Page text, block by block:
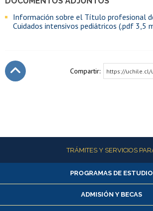
Información sobre el Título profesional
Cuidados intensivos pediátricos (.pdf 3,5
Compartir: https://uchile.cl/
Más informaciónTRÁMITES Y SERVICIOS
Alumnas/os y exalumnas/
Matrícula en línea
Inscripción y cambio de
PROGRAMAS DE ESTUDIO
ADMISIÓN Y BECAS